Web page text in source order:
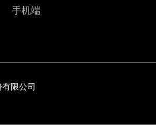
手机端
有限公司